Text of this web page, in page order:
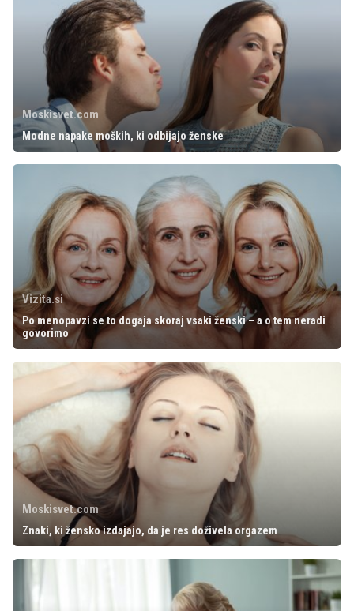
Moskisvet.com
Modne napake moških, ki odbijajo ženske
Vizita.si
Po menopavzi se to dogaja skoraj vsaki ženski – a o tem neradi
govorimo
Moskisvet.com
Znaki, ki žensko izdajajo, da je res doživela orgazem